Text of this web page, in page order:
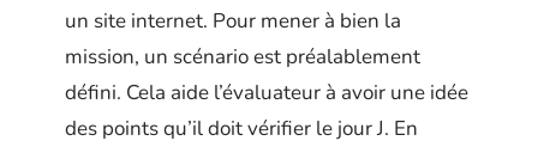
un site internet. Pour mener à bien la
mission, un scénario est préalablement
défini. Cela aide l’évaluateur à avoir une idée
des points qu’il doit vérifier le jour J. En